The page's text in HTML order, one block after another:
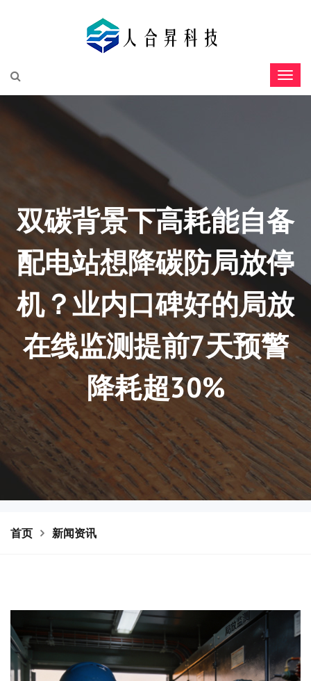
双碳背景下高耗能自备
配电站想降碳防局放停
机？业内口碑好的局放
在线监测提前7天预警
降耗超30%
首页 新闻资讯